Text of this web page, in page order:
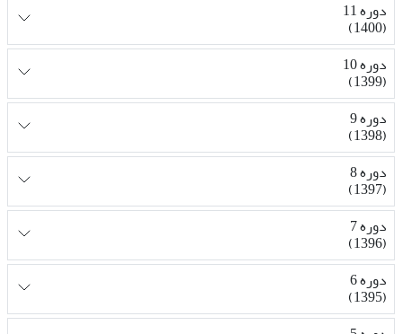
دوره 11
(1400)
دوره 10
(1399)
دوره 9
(1398)
دوره 8
(1397)
دوره 7
(1396)
دوره 6
(1395)